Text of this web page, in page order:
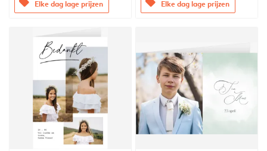
Elke dag lage prijzen Elke dag lage prijzen